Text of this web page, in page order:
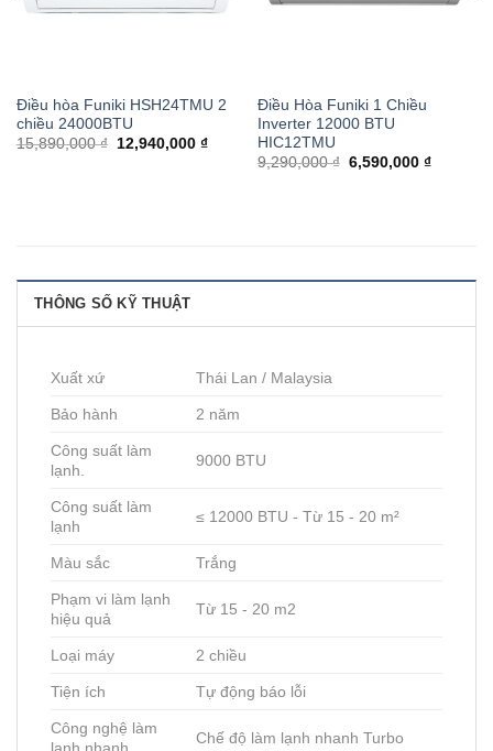
Điều hòa Funiki HSH24TMU 2
chiều 24000BTU
15,890,000 ₫ 12,940,000 ₫
Điều Hòa Funiki 1 Chiều
Inverter 12000 BTU
HIC12TMU
9,290,000 ₫ 6,590,000 ₫
THÔNG SỐ KỸ THUẬT
Xuất xứ Thái Lan / Malaysia
Bảo hành 2 năm
Công suất làm
lạnh.
9000 BTU
Công suất làm
lạnh
≤ 12000 BTU - Từ 15 - 20 m²
Màu sắc Trắng
Phạm vi làm lạnh
hiệu quả
Từ 15 - 20 m2
Loại máy 2 chiều
Tiện ích Tự động báo lỗi
Công nghệ làm
Chế độ làm lạnh nhanh Turbo